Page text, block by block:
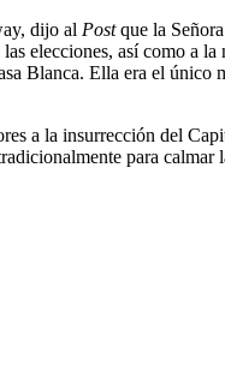
dijo al Postque la
elecciones, así como a
Blanca. Ella era el único
a la insurrección del
para calmar